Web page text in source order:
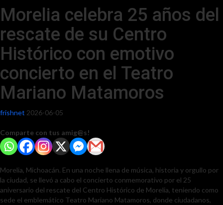
Morelia celebra 25 años del
rescate de su Centro
Histórico con emotivo
concierto en el Teatro
Mariano Matamoros
frishnet 2026-06-05
Comparte con tus amig@s!
Morelia, Michoacán. En una noche llena de música, historia y orgullo por
la ciudad, se llevó a cabo el concierto conmemorativo por el 25
aniversario del rescate del Centro Histórico de Morelia, teniendo como
sede el emblemático Teatro Mariano Matamoros, donde ciudadanos,